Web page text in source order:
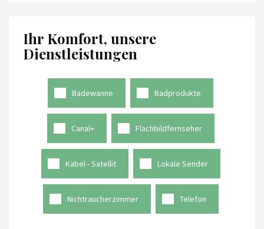
Ihr Komfort, unsere
Dienstleistungen
Badewanne Badprodukte
Canal+ Flachbildfernseher
Kabel - Satellit Lokale Sender
Nichtraucherzimmer Telefon